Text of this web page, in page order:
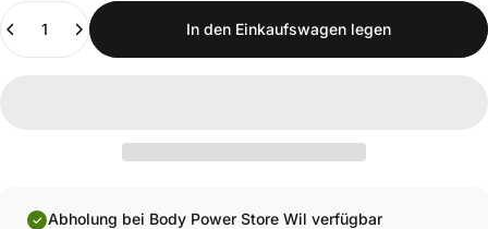
Anzahl
In den Einkaufswagen legen
Abholung bei Body Power Store Wil verfügbar